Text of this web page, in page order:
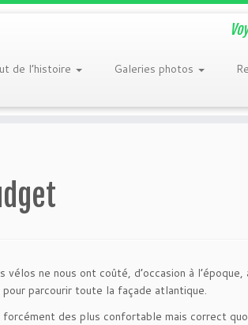
de l’histoire Galeries photos
vélos ne nous ont coûté, d’occasion à
parcourir toute la façade atlantique.
des plus confortable mais correct